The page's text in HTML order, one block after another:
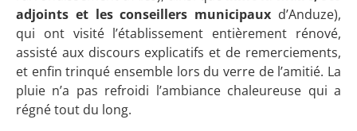
adjoints et les conseillers municipaux d’Anduze),
qui ont visité l’établissement entièrement rénové,
assisté aux discours explicatifs et de remerciements,
et enfin trinqué ensemble lors du verre de l’amitié. La
pluie n’a pas refroidi l’ambiance chaleureuse qui a
régné tout du long.